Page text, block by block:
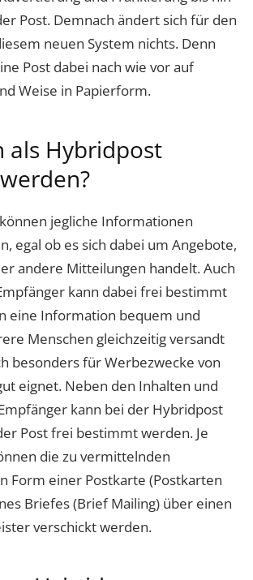
Post. Demnach ändert sich für den
neuen System nichts. Denn
Post dabei nach wie vor auf
Weise in Papierform.
als Hybridpost
jegliche Informationen
egal ob es sich dabei um Angebote,
andere Mitteilungen handelt. Auch
kann dabei frei bestimmt
eine Information bequem und
Menschen gleichzeitig versandt
besonders für Werbezwecke von
eignet. Neben den Inhalten und
kann bei der Hybridpost
Post frei bestimmt werden. Je
die zu vermittelnden
Form einer Postkarte (Postkarten
Briefes (Brief Mailing) über einen
verschickt werden.